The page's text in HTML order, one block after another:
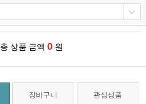
총 상품 금액 0 원
장바구니 관심상품